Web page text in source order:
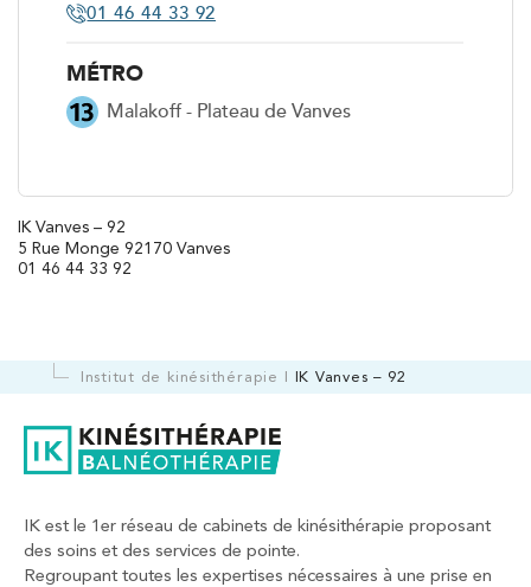
01 46 44 33 92
MÉTRO
Malakoff - Plateau de Vanves
IK Vanves – 92
5 Rue Monge 92170 Vanves
01 46 44 33 92
Institut de kinésithérapie IK Vanves – 92
IK est le 1er réseau de cabinets de kinésithérapie proposant
des soins et des services de pointe.
Regroupant toutes les expertises nécessaires à une prise en